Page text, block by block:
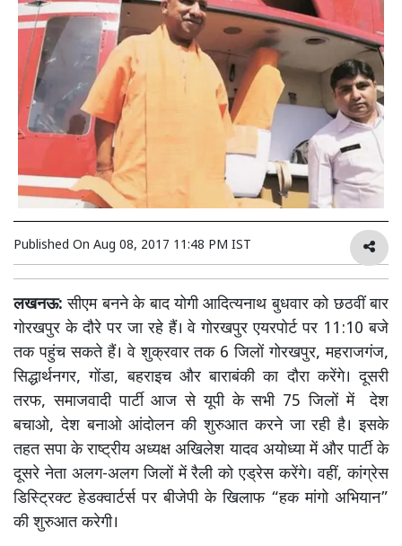
Published On Aug 08, 2017 11:48 PM IST
लखनऊ: सीएम बनने के बाद योगी आदित्यनाथ बुधवार को छठवीं बार
गोरखपुर के दौरे पर जा रहे हैं। वे गोरखपुर एयरपोर्ट पर 11:10 बजे
तक पहुंच सकते हैं। वे शुक्रवार तक 6 जिलों गोरखपुर, महराजगंज,
सिद्धार्थनगर, गोंडा, बहराइच और बाराबंकी का दौरा करेंगे। दूसरी
तरफ, समाजवादी पार्टी आज से यूपी के सभी 75 जिलों में देश
बचाओ, देश बनाओ आंदोलन की शुरुआत करने जा रही है। इसके
तहत सपा के राष्ट्रीय अध्यक्ष अखिलेश यादव अयोध्या में और पार्टी के
दूसरे नेता अलग-अलग जिलों में रैली को एड्रेस करेंगे। वहीं, कांग्रेस
डिस्ट्रिक्ट हेडक्वार्टर्स पर बीजेपी के खिलाफ “हक मांगो अभियान”
की शुरुआत करेगी।